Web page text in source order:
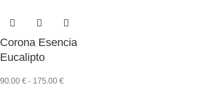
Corona Esencia
Eucalipto
90.00 € - 175.00 €